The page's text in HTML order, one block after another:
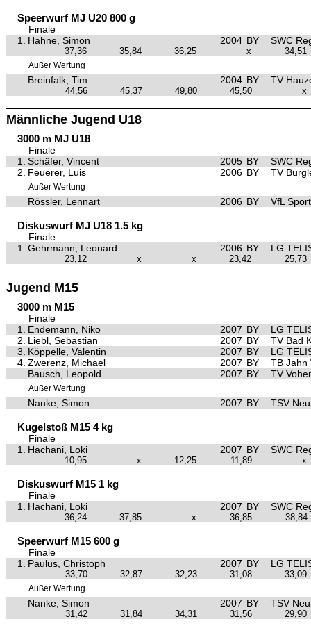
Speerwurf MJ U20 800 g
Finale
1.
Hahne, Simon 2004 BY SWC
37,36 35,84 36,25 x 34,51
Außer Wertung
Breinfalk, Tim 2004 BY TV
44,56 45,37 49,80 45,50 x
Männliche Jugend U18
3000 m MJ U18
Finale
1.
Schäfer, Vincent 2005 BY
SWC
2. Feuerer, Luis 2006 BY TV
Außer Wertung
Rössler, Lennart 2006 BY VfL
Diskuswurf MJ U18 1.5 kg
Finale
1.
Gehrmann, Leonard 2006 BY LG
23,12 x x 23,42 25,73
Jugend M15
3000 m M15
Finale
1.
Endemann, Niko 2007 BY
LG
2. Liebl, Sebastian 2007 BY
TV Bad
3. Köppelle, Valentin 2007 BY
LG
4. Zwerenz, Michael 2007 BY
TB Jahn
Bausch, Leopold
2007 BY TV
Außer Wertung
Nanke, Simon 2007 BY TSV
Kugelstoß M15 4 kg
Finale
1.
Hachani, Loki 2007 BY SWC
10,95 x 12,25 11,89 x
Diskuswurf M15 1 kg
Finale
1.
Hachani, Loki 2007 BY SWC
36,24 37,85 x 36,85 38,84
Speerwurf M15 600 g
Finale
1.
Paulus, Christoph 2007 BY LG
33,70 32,87 32,23 31,08 33,09
Außer Wertung
Nanke, Simon 2007 BY TSV
31,42 31,84 34,31 31,56 29,90